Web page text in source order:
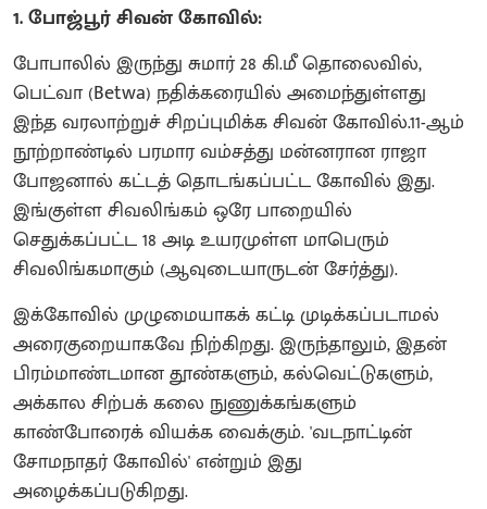
1. போஜ்பூர் சிவன் கோவில்:
போபாலில் இருந்து சுமார் 28 கி.மீ தொலைவில்,
பெட்வா (Betwa) நதிக்கரையில் அமைந்துள்ளது
இந்த வரலாற்றுச் சிறப்புமிக்க சிவன் கோவில்.11-ஆம்
நூற்றாண்டில் பரமார வம்சத்து மன்னரான ராஜா
போஜனால் கட்டத் தொடங்கப்பட்ட கோவில் இது.
இங்குள்ள சிவலிங்கம் ஒரே பாறையில்
செதுக்கப்பட்ட 18 அடி உயரமுள்ள மாபெரும்
சிவலிங்கமாகும் (ஆவுடையாருடன் சேர்த்து).
இக்கோவில் முழுமையாகக் கட்டி முடிக்கப்படாமல்
அரைகுறையாகவே நிற்கிறது. இருந்தாலும், இதன்
பிரம்மாண்டமான தூண்களும், கல்வெட்டுகளும்,
அக்கால சிற்பக் கலை நுணுக்கங்களும்
காண்போரைக் வியக்க வைக்கும். 'வடநாட்டின்
சோமநாதர் கோவில்' என்றும் இது
அழைக்கப்படுகிறது.